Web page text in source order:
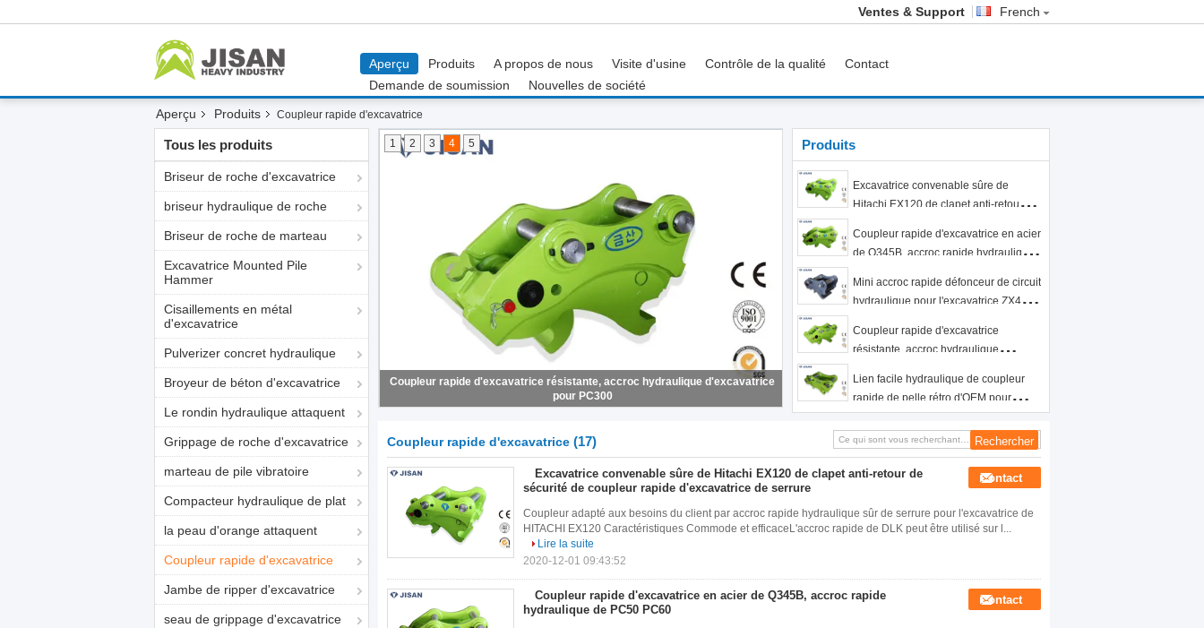
French
Ventes & Support
Aperçu Produits A propos de nous Visite d'usine Contrôle de la qualité
Contact
Demande de soumission
Nouvelles de société
Aperçu
Produits Coupleur rapide d'excavatrice
Tous les produits
Briseur de roche d'excavatrice
briseur hydraulique de roche
Briseur de roche de marteau
Excavatrice Mounted Pile
Hammer
Cisaillements en métal
d'excavatrice
Pulverizer concret hydraulique
Broyeur de béton d'excavatrice
Le rondin hydraulique attaquent
Grippage de roche d'excavatrice
marteau de pile vibratoire
Compacteur hydraulique de plat
la peau d'orange attaquent
Coupleur rapide d'excavatrice
Jambe de ripper d'excavatrice
seau de grippage d'excavatrice
Coupleur rapide d'excavatrice résistante, accroc hydraulique d'excavatrice
pour PC300
1 2 3 4 5 Produits
Excavatrice convenable sûre de
Hitachi EX120 de clapet anti-retour de
d'excavatrice de serrure
Coupleur rapide d'excavatrice en acier
de Q345B, accroc rapide hydraulique
Mini accroc rapide défonceur de circuit
hydraulique pour l'excavatrice ZX400
Coupleur rapide d'excavatrice
résistante, accroc hydraulique
Lien facile hydraulique de coupleur
rapide de pelle rétro d'OEM pour
l'excavatrice PC400 PC450 de
Coupleur rapide d'excavatrice (17)
Excavatrice convenable sûre de Hitachi EX120 de clapet anti-retour de
sécurité de coupleur rapide d'excavatrice de serrure
Contact
Coupleur adapté aux besoins du client par accroc rapide hydraulique sûr de serrure pour l'excavatrice de
HITACHI EX120 Caractéristiques Commode et efficaceL'accroc rapide de DLK peut être utilisé sur l...
Lire la suite
2020-12-01 09:43:52
Coupleur rapide d'excavatrice en acier de Q345B, accroc rapide
hydraulique de PC50 PC60
Contact